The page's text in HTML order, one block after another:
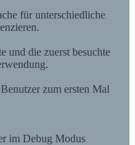
für unterschiedliche
und die zuerst besuchte
zum ersten Mal
im Debug Modus